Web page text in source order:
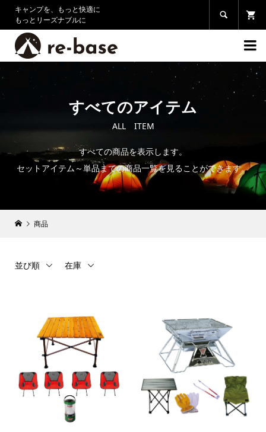
キャンプを、もっと快適に
もっとリーズナブルに


すべてのアイテム
ALL ITEM
すべての商品を表示します。
セットアイテム～単品までの商品一覧を見ることができます。
商品
並び順 在庫